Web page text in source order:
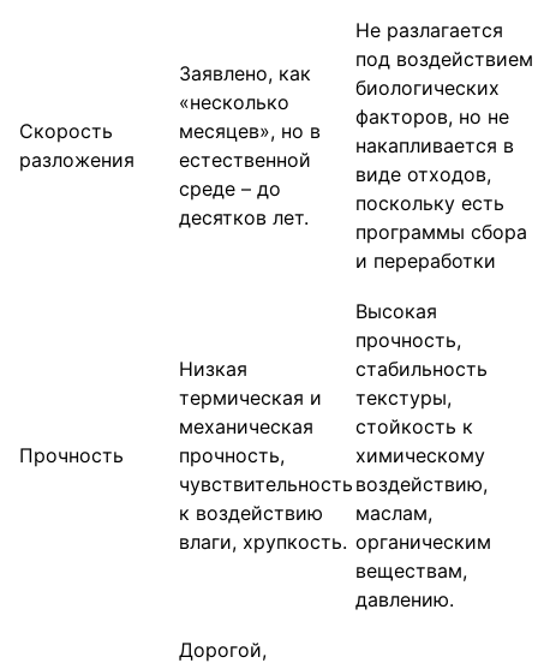
Скорость
разложения
Заявлено, как
«несколько
месяцев», но в
естественной
среде – до
десятков лет.
Не разлагается
под воздействием
биологических
факторов, но не
накапливается в
виде отходов,
поскольку есть
программы сбора
и переработки
Прочность
Низкая
термическая и
механическая
прочность,
чувствительность
к воздействию
влаги, хрупкость.
Высокая
прочность,
стабильность
текстуры,
стойкость к
химическому
воздействию,
маслам,
органическим
веществам,
давлению.
Дорогой,